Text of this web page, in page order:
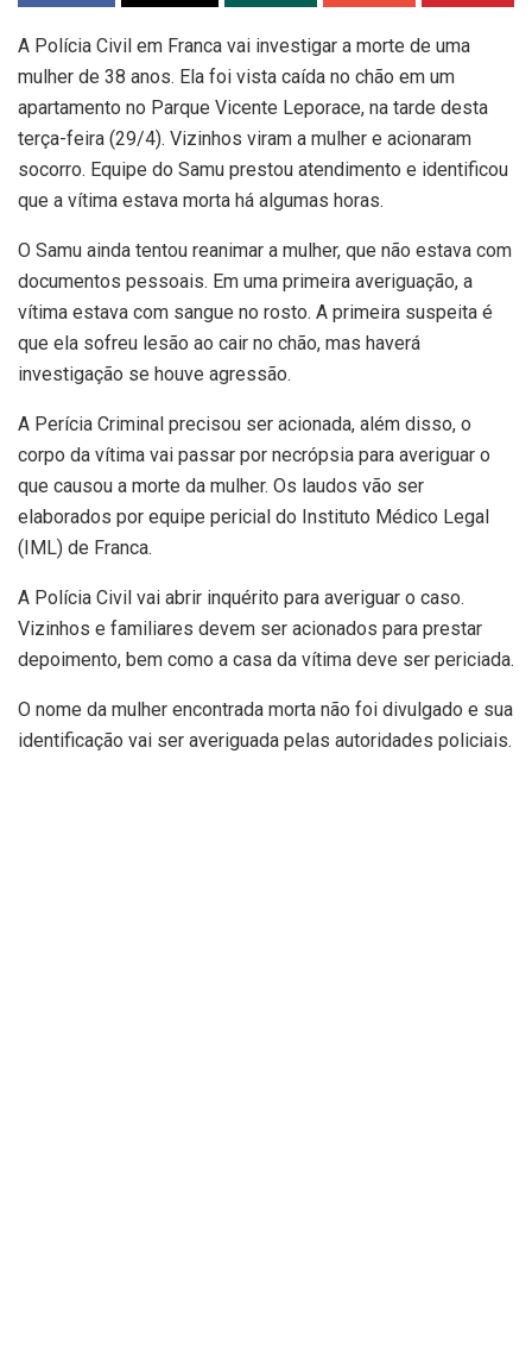
A Polícia Civil em Franca vai investigar a morte de uma
mulher de 38 anos. Ela foi vista caída no chão em um
apartamento no Parque Vicente Leporace, na tarde desta
terça-feira (29/4). Vizinhos viram a mulher e acionaram
socorro. Equipe do Samu prestou atendimento e identificou
que a vítima estava morta há algumas horas.
O Samu ainda tentou reanimar a mulher, que não estava com
documentos pessoais. Em uma primeira averiguação, a
vítima estava com sangue no rosto. A primeira suspeita é
que ela sofreu lesão ao cair no chão, mas haverá
investigação se houve agressão.
A Perícia Criminal precisou ser acionada, além disso, o
corpo da vítima vai passar por necrópsia para averiguar o
que causou a morte da mulher. Os laudos vão ser
elaborados por equipe pericial do Instituto Médico Legal
(IML) de Franca.
A Polícia Civil vai abrir inquérito para averiguar o caso.
Vizinhos e familiares devem ser acionados para prestar
depoimento, bem como a casa da vítima deve ser periciada.
O nome da mulher encontrada morta não foi divulgado e sua
identificação vai ser averiguada pelas autoridades policiais.